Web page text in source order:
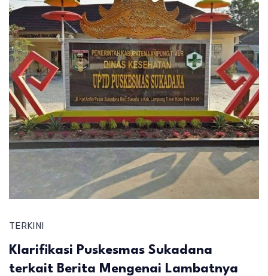
TERKINI
Klarifikasi Puskesmas Sukadana
terkait Berita Mengenai Lambatnya